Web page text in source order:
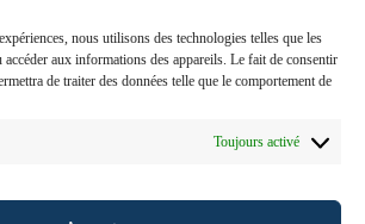
nous utilisons des technologies telles que les
aux informations des appareils. Le fait de consentir
de traiter des données telle que le comportement de
Toujours activé
Nous recrutons
!
Mentions Légales Index égalité